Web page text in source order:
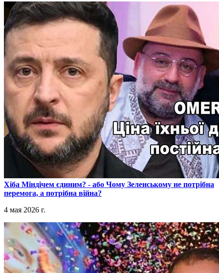
​Хіба Міндічем єдиним? - або Чому Зеленському не потрібна
перемога, а потрібна війна?
4 мая 2026 г.